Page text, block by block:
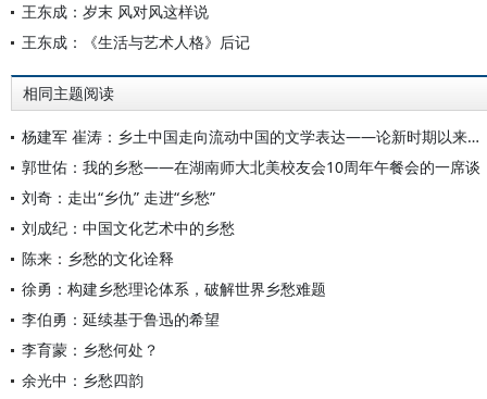
王东成：岁末 风对风这样说
王东成：《生活与艺术人格》后记
相同主题阅读
杨建军 崔涛：乡土中国走向流动中国的文学表达——论新时期以来中国小说的黄河叙述
郭世佑：我的乡愁——在湖南师大北美校友会10周年午餐会的一席谈
刘奇：走出“乡仇” 走进“乡愁”
刘成纪：中国文化艺术中的乡愁
陈来：乡愁的文化诠释
徐勇：构建乡愁理论体系，破解世界乡愁难题
李伯勇：延续基于鲁迅的希望
李育蒙：乡愁何处？
余光中：乡愁四韵